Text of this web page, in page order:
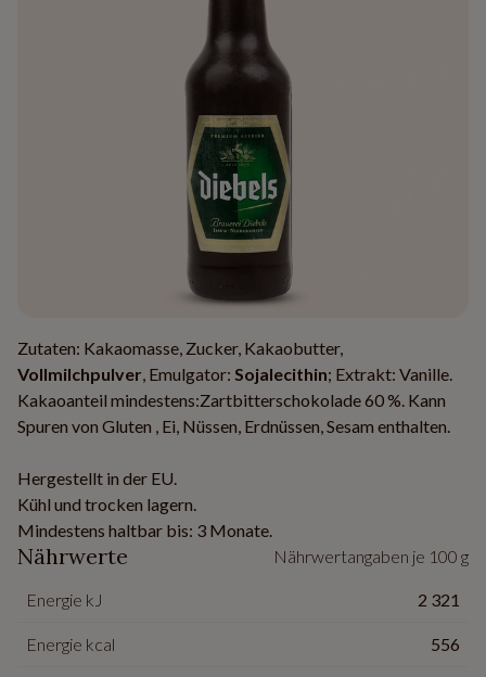
Zutaten: Kakaomasse, Zucker, Kakaobutter,
Vollmilchpulver, Emulgator: Sojalecithin; Extrakt: Vanille.
Kakaoanteil mindestens:Zartbitterschokolade 60 %. Kann
Spuren von Gluten , Ei, Nüssen, Erdnüssen, Sesam enthalten.
Hergestellt in der EU.
Kühl und trocken lagern.
Mindestens haltbar bis: 3 Monate.
Nährwerte Nährwertangaben je 100 g
Energie kJ 2 321
Energie kcal 556